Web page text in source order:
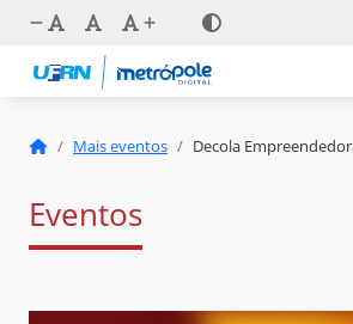
Mais eventos Decola Empreendedor
Eventos